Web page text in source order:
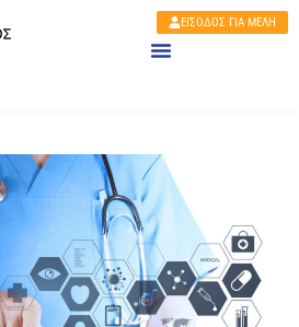
ΕΙΣΟΔΟΣ ΓΙΑ ΜΕΛΗ